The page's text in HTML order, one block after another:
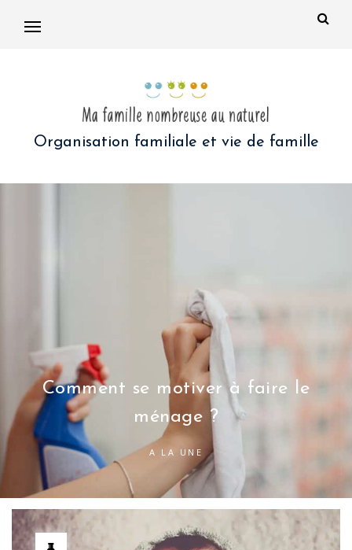
Organisation familiale et vie de famille
Comment se motiver à faire le
ménage ?
A LA UNE